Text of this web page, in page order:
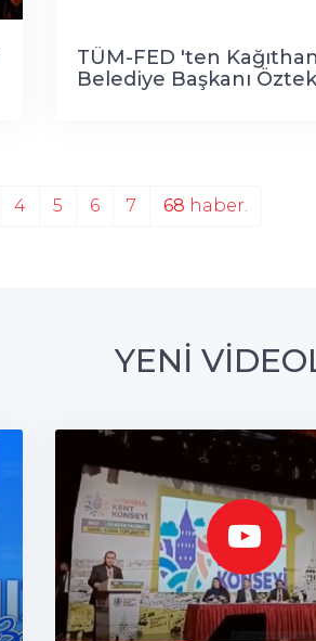
TÜM-FED 'ten
Belediye Başkanı
4 5 6 7 68 haber.
YENİ